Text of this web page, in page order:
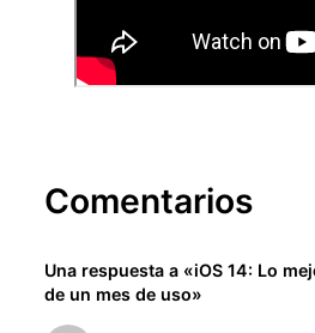
Comentarios
Una respuesta a «iOS 14: Lo
de un mes de uso»